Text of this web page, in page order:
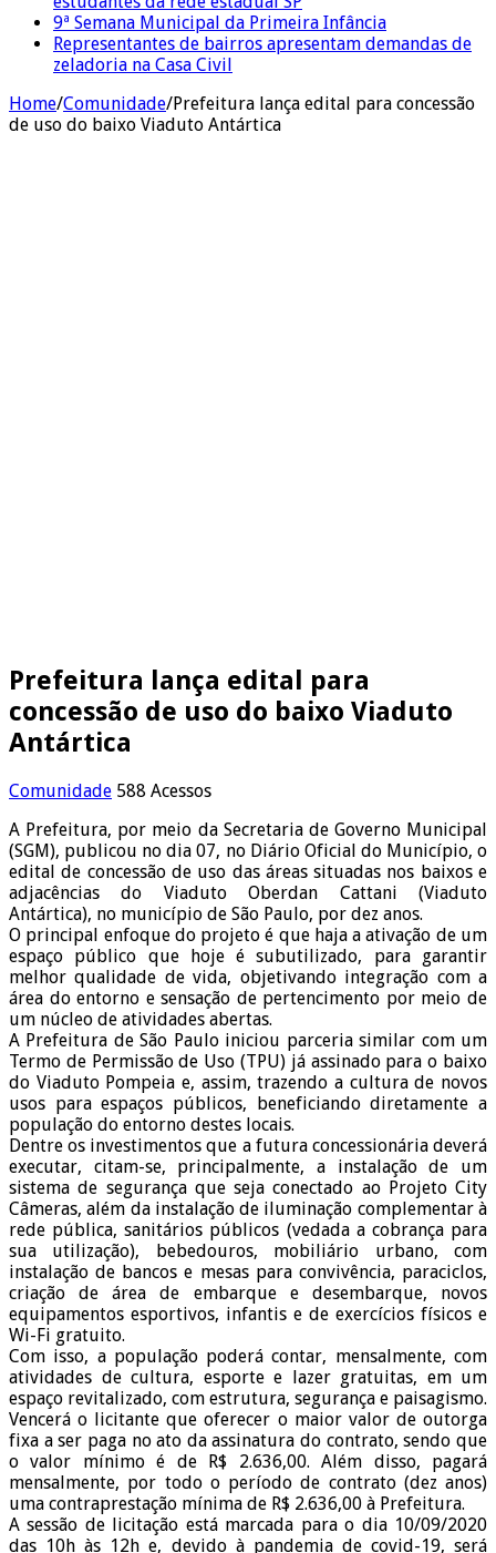
9ª Semana Municipal da Primeira Infância
Representantes de bairros apresentam demandas de
zeladoria na Casa Civil
Home/Comunidade/Prefeitura lança edital para concessão
de uso do baixo Viaduto Antártica
Prefeitura lança edital para
concessão de uso do baixo Viaduto
Antártica
Comunidade 588 Acessos
A Prefeitura, por meio da Secretaria de Governo Municipal
(SGM), publicou no dia 07, no Diário Oficial do Município, o
edital de concessão de uso das áreas situadas nos baixos e
adjacências do Viaduto Oberdan Cattani (Viaduto
Antártica), no município de São Paulo, por dez anos.
O principal enfoque do projeto é que haja a ativação de um
espaço público que hoje é subutilizado, para garantir
melhor qualidade de vida, objetivando integração com a
área do entorno e sensação de pertencimento por meio de
um núcleo de atividades abertas.
A Prefeitura de São Paulo iniciou parceria similar com um
Termo de Permissão de Uso (TPU) já assinado para o baixo
do Viaduto Pompeia e, assim, trazendo a cultura de novos
usos para espaços públicos, beneficiando diretamente a
população do entorno destes locais.
Dentre os investimentos que a futura concessionária deverá
executar, citam-se, principalmente, a instalação de um
sistema de segurança que seja conectado ao Projeto City
Câmeras, além da instalação de iluminação complementar à
rede pública, sanitários públicos (vedada a cobrança para
sua utilização), bebedouros, mobiliário urbano, com
instalação de bancos e mesas para convivência, paraciclos,
criação de área de embarque e desembarque, novos
equipamentos esportivos, infantis e de exercícios físicos e
Wi-Fi gratuito.
Com isso, a população poderá contar, mensalmente, com
atividades de cultura, esporte e lazer gratuitas, em um
espaço revitalizado, com estrutura, segurança e paisagismo.
Vencerá o licitante que oferecer o maior valor de outorga
fixa a ser paga no ato da assinatura do contrato, sendo que
o valor mínimo é de R$ 2.636,00. Além disso, pagará
mensalmente, por todo o período de contrato (dez anos)
uma contraprestação mínima de R$ 2.636,00 à Prefeitura.
A sessão de licitação está marcada para o dia 10/09/2020
das 10h às 12h e, devido à pandemia de covid-19, será